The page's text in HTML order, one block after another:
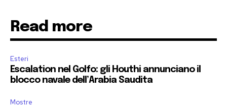
Read more
Esteri
Escalation nel Golfo: gli Houthi annunciano il
blocco navale dell’Arabia Saudita
Mostre